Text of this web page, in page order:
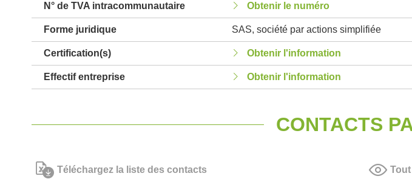
N° de TVA intracommunautaire Obtenir le numéro
Forme juridique SAS, société par actions simplifiée
Certification(s) Obtenir l'information
Effectif entreprise Obtenir l'information
CONTACTS
Téléchargez la liste des contacts